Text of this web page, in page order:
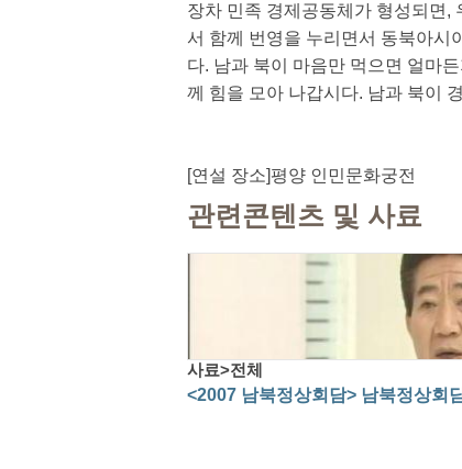
장차 민족 경제공동체가 형성되면,
서 함께 번영을 누리면서 동북아시
다. 남과 북이 마음만 먹으면 얼마
께 힘을 모아 나갑시다. 남과 북이
[연설 장소]평양 인민문화궁전
관련콘텐츠 및 사료
사료>전체
<2007 남북정상회담> 남북정상회